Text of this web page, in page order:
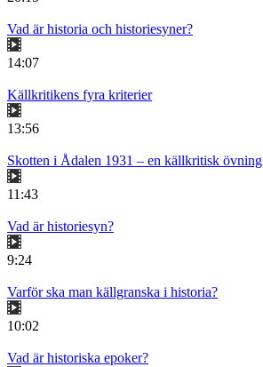
Vad är historia och historiesyner?
14:07
Källkritikens fyra kriterier
13:56
Skotten i Ådalen 1931 – en källkritisk övning
11:43
Vad är historiesyn?
9:24
Varför ska man källgranska i historia?
10:02
Vad är historiska epoker?